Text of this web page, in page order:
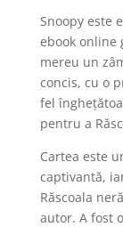
Snoopy este
ebook online
mereu un
concis, cu o
fel
pentru a
Cartea este
captivantă,
Răscoala
autor. A fost